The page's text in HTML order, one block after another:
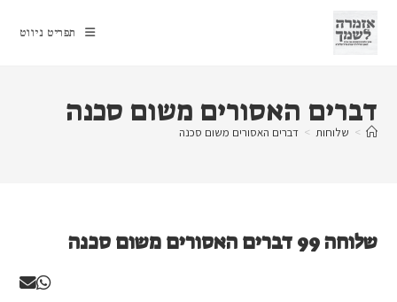
content
תפריט ניווט
דברים האסורים משום סכנה
> שלוחות > דברים האסורים משום סכנה
שלוחה 99 דברים האסורים משום סכנה